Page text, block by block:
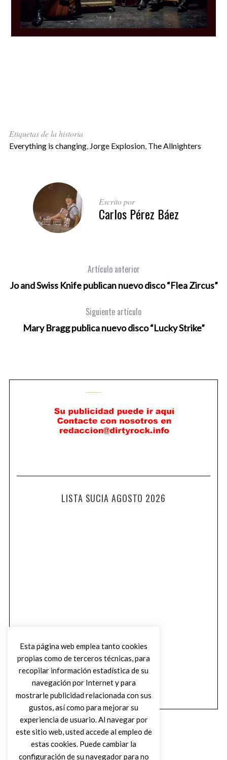
Etiquetas de la historia
Everything is changing, Jorge Explosion, The Allnighters
Escrito por
Carlos Pérez Báez
Artículo anterior
Jo and Swiss Knife publican nuevo disco “Flea Zircus”
Siguiente artículo
Mary Bragg publica nuevo disco “Lucky Strike”
LISTA SUCIA AGOSTO 2026
Esta página web emplea tanto cookies
propias como de terceros técnicas, para
recopilar información estadística de su
navegación por Internet y para
mostrarle publicidad relacionada con sus
gustos, así como para mejorar su
experiencia de usuario. Al navegar por
este sitio web, usted accede al empleo de
estas cookies. Puede cambiar la
configuración de su navegador para no